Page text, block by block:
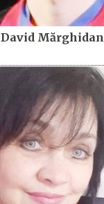
David Mărghidan